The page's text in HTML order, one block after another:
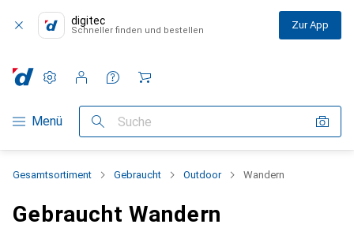
digitec
Schneller finden und bestellen Zur App
Navigation nach Kategorien
Menü Suche
Einstellungen
Kundenkonto
Vergleichslisten
Merklisten
Warenkorb
Gesamtsortiment Gebraucht Outdoor Wandern
Gebraucht Wandern